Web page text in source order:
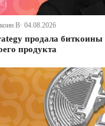
В· 04.08.2026
продала
продукта